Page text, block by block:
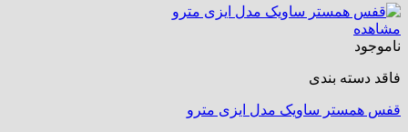
مشاهده
ناموجود
فاقد دسته بندی
قفس همستر ساویک مدل ایزی مترو